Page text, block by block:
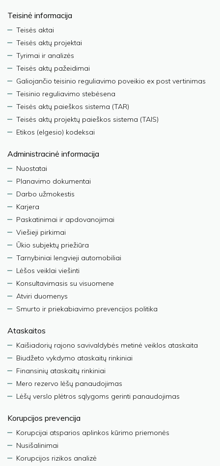
Teisinė informacija
Teisės aktai
Teisės aktų projektai
Tyrimai ir analizės
Teisės aktų pažeidimai
Galiojančio teisinio reguliavimo poveikio ex post vertinimas
Teisinio reguliavimo stebėsena
Teisės aktų paieškos sistema (TAR)
Teisės aktų projektų paieškos sistema (TAIS)
Etikos (elgesio) kodeksai
Administracinė informacija
Nuostatai
Planavimo dokumentai
Darbo užmokestis
Karjera
Paskatinimai ir apdovanojimai
Viešieji pirkimai
Ūkio subjektų priežiūra
Tarnybiniai lengvieji automobiliai
Lėšos veiklai viešinti
Konsultavimasis su visuomene
Atviri duomenys
Smurto ir priekabiavimo prevencijos politika
Ataskaitos
Kaišiadorių rajono savivaldybės metinė veiklos ataskaita
Biudžeto vykdymo ataskaitų rinkiniai
Finansinių ataskaitų rinkiniai
Mero rezervo lėšų panaudojimas
Lėšų verslo plėtros sąlygoms gerinti panaudojimas
Korupcijos prevencija
Korupcijai atsparios aplinkos kūrimo priemonės
Nusišalinimai
Korupcijos rizikos analizė